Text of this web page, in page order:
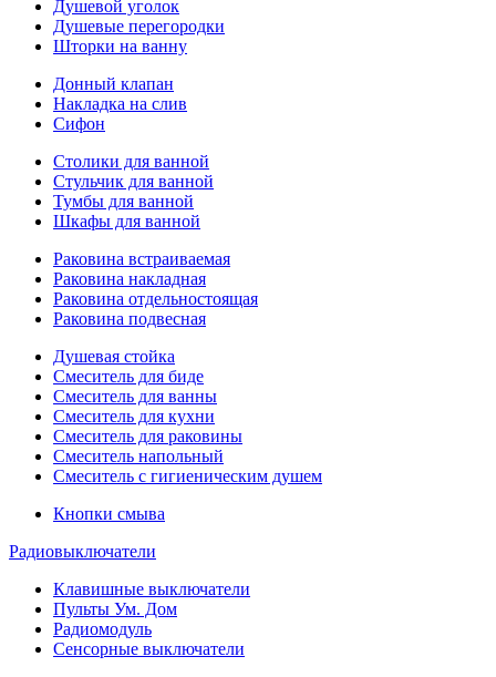
Душевой уголок
Душевые перегородки
Шторки на ванну
Донный клапан
Накладка на слив
Сифон
Столики для ванной
Стульчик для ванной
Тумбы для ванной
Шкафы для ванной
Раковина встраиваемая
Раковина накладная
Раковина отдельностоящая
Раковина подвесная
Душевая стойка
Смеситель для биде
Смеситель для ванны
Смеситель для кухни
Смеситель для раковины
Смеситель напольный
Смеситель с гигиеническим душем
Кнопки смыва
Радиовыключатели
Клавишные выключатели
Пульты Ум. Дом
Радиомодуль
Сенсорные выключатели